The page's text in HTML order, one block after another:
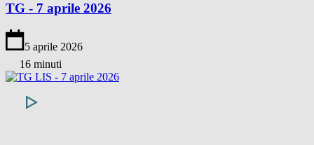
TG - 7 aprile 2026
5 aprile 2026
16 minuti